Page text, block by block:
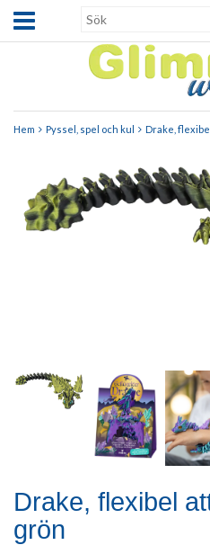
Hem Pyssel, spel och kul Drake,
Drake, flexibel
grön